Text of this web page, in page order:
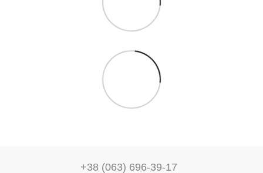
+38 (063) 696-39-17